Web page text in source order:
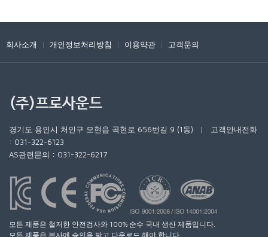
회사소개 | 개인정보처리방침 | 이용약관 | 고객문의
경기도 용인시 처인구 모현읍 곡현로 656번길 9 (1동) | 고객안내전화
: 031-322-6123
AS관련문의 : 031-322-6217
모든 제품은 철저한 안전검사와 100% 순수 국내 생산 제품입니다.
모든 제품은 본사에 승인을 받고 다운로드 해야 합니다.